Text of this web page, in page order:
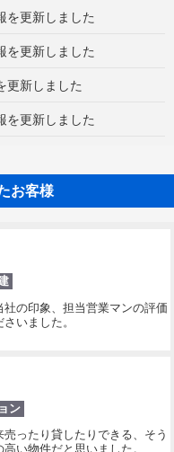
を更新しました
を更新しました
更新しました
を更新しました
お客様
社の印象、担当営業マンの評価
いました。
ン
売ったり貸したりできる、そう